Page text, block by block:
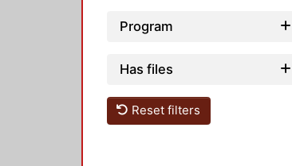
Program
Has files
Reset filters